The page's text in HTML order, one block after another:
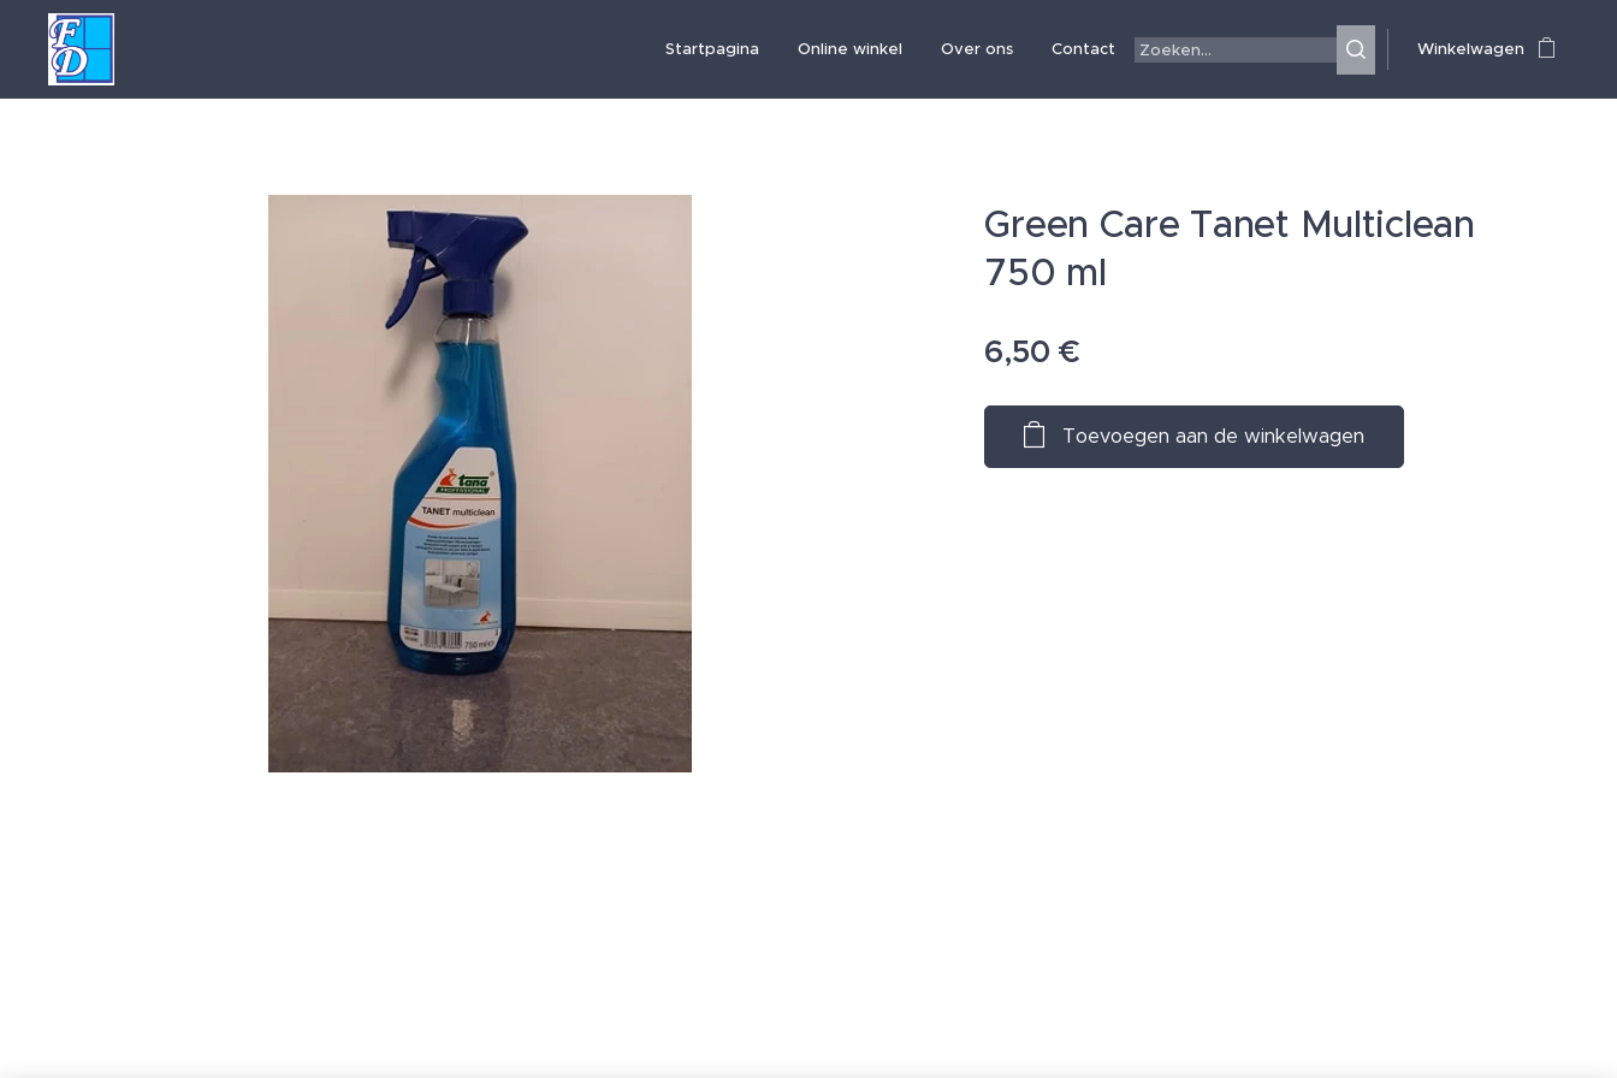
Startpagina Online winkel Over ons Contact Winkelwagen
Green Care Tanet Multiclean
750 ml
6,50 €
Toevoegen aan de winkelwagen